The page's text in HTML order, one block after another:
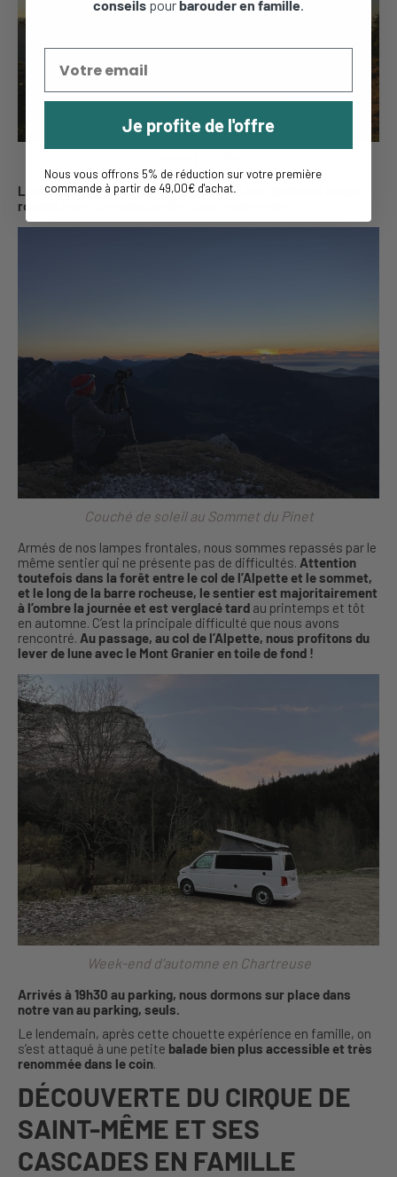
Le soleil est couché et nous regardons les dernières lueurs
rosées
Couché de soleil au Sommet du Pinet
Armés de nos lampes frontales, nous sommes repassés par le
même sentier qui ne présente pas de difficultés. Attention
toutefois dans la forêt entre le col de l’Alpette et le sommet,
et le long de la barre rocheuse, le sentier est majoritairement
à l’ombre la journée et est verglacé tard au printemps et tôt
en automne. C’est la principale difficulté que nous avons
rencontré. Au passage, au col de l’Alpette, nous profitons du
lever de lune avec le Mont Granier en toile de fond !
Week-end d’automne en Chartreuse
Arrivés à 19h30 au parking, nous dormons sur place dans
notre van au parking, seuls.
Le lendemain, après cette chouette expérience en famille, on
s’est attaqué à une petite balade bien plus accessible et très
renommée dans le coin.
DÉCOUVERTE DU CIRQUE DE
SAINT-MÊME ET SES
CASCADES EN FAMILLE
conseils pourbarouder en famille.
Je profite de l'offre
Nous vous offrons 5% de réduction sur votre première
commande à partir de 49,00€ d'achat.